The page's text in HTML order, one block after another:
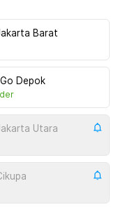
Barat
Depok
Utara